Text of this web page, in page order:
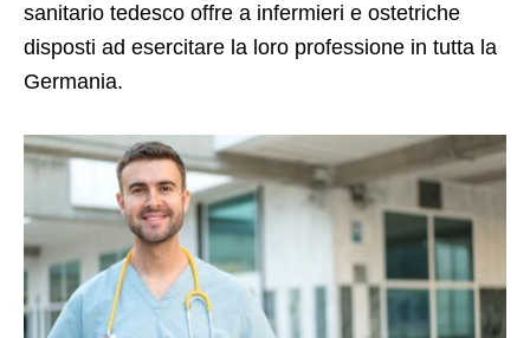
sanitario tedesco offre a infermieri e ostetriche
disposti ad esercitare la loro professione in tutta la
Germania.